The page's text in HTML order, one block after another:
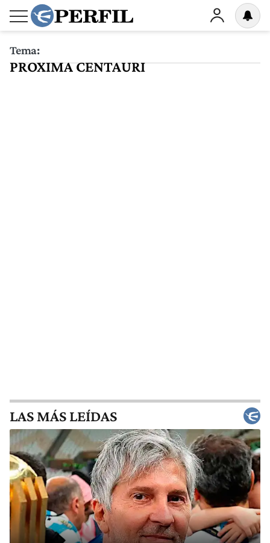
Tema:
PROXIMA CENTAURI
LAS MÁS LEÍDAS